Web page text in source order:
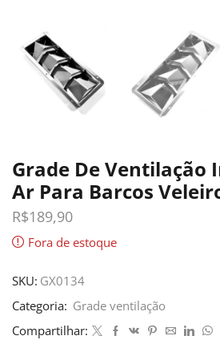
Grade De Ventilação
Ar Para Barcos
R$189,90
Fora de estoque
SKU: GX0134
Categoria: Grade ventilação
Compartilhar: